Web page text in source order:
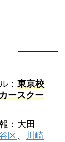
： 東京校
ースクー
：大田
区、
川崎